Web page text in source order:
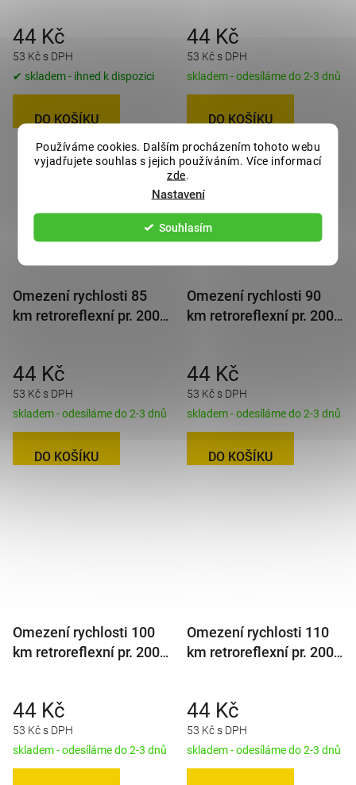
Používáme cookies. Dalším procházením tohoto webu
vyjadřujete souhlas s jejich používáním. Více informací
zde.
Nastavení
Souhlasím
53 Kč s DPH
44 Kč
✔ skladem - ihned k dispozici
DO KOŠÍKU
53 Kč s DPH
44 Kč
skladem - odesíláme do 2-3 dnů
DO KOŠÍKU
Omezení rychlosti 85
km retroreflexní pr. 200
53 Kč s DPH
44 Kč
skladem - odesíláme do 2-3 dnů
DO KOŠÍKU
Omezení rychlosti 90
km retroreflexní pr. 200
53 Kč s DPH
44 Kč
skladem - odesíláme do 2-3 dnů
DO KOŠÍKU
Omezení rychlosti 100
km retroreflexní pr. 200
53 Kč s DPH
44 Kč
skladem - odesíláme do 2-3 dnů
Omezení rychlosti 110
km retroreflexní pr. 200
53 Kč s DPH
44 Kč
skladem - odesíláme do 2-3 dnů